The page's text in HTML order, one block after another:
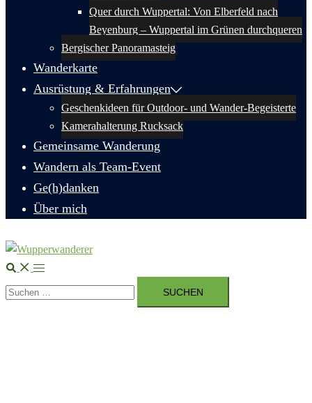
Quer durch Wuppertal: Von Elberfeld nach
Beyenburg – Wuppertal im Grünen durchqueren
Bergischer Panoramasteig
Wanderkarte
Ausrüstung & Erfahrungen
Geschenkideen für Outdoor- und Wander-Begeisterte
Kamerahalterung Rucksack
Gemeinsame Wanderung
Wandern als Team-Event
Ge(h)danken
Über mich
Suche Menü
umschalten
Suchen
nach: